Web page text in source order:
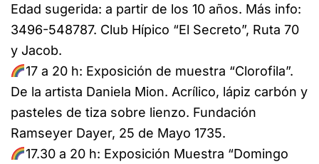
Edad sugerida: a partir de los 10 años. Más info:
3496-548787. Club Hípico “El Secreto”, Ruta 70
y Jacob.
17 a 20 h: Exposición de muestra “Clorofila”.
De la artista Daniela Mion. Acrílico, lápiz carbón y
pasteles de tiza sobre lienzo. Fundación
Ramseyer Dayer, 25 de Mayo 1735.
17.30 a 20 h: Exposición Muestra “Domingo